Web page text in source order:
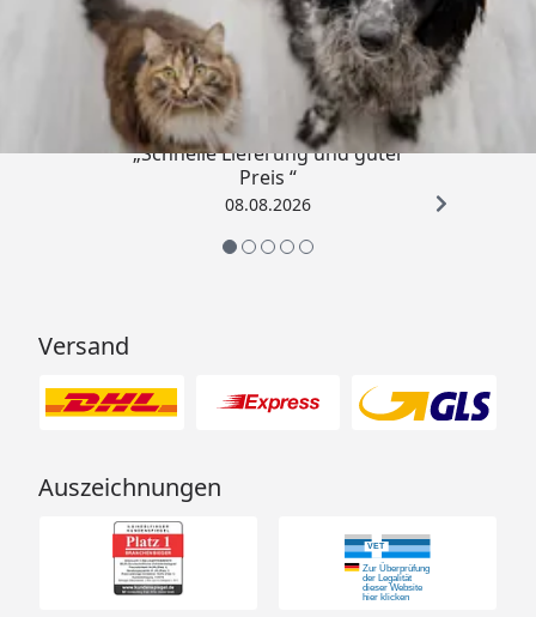
Trusted Shops
4,73/ 5
„Schnelle Lieferung und guter
Preis “
08.08.2026
Versand
Auszeichnungen